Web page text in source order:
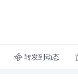
转发到动态